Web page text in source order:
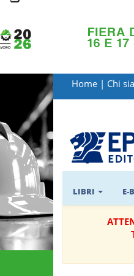
LIBRI
MATERIALI
PER
IL
FORMATORE
E-
BOOK
RIVISTE
MANUALISTICA
Home | Chi
LIBRI E-